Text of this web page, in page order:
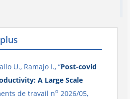
U., Ramajo I., “Post-covid
A Large Scale
de travail no 2026/05,